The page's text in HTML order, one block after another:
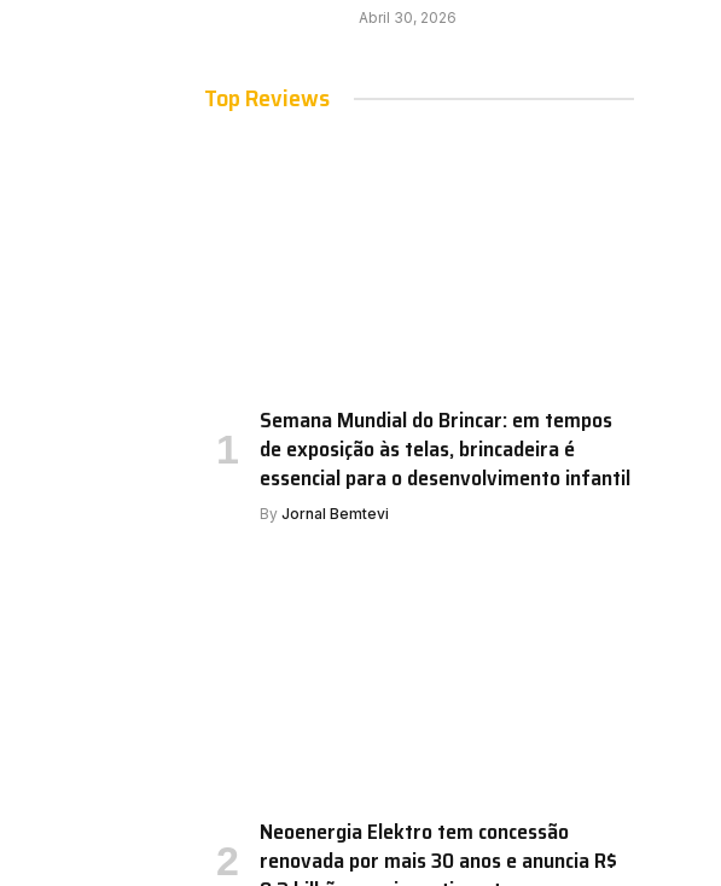
Abril 30, 2026
Top Reviews
Semana Mundial do Brincar: em tempos
de exposição às telas, brincadeira é
essencial para o desenvolvimento infantil
By Jornal Bemtevi
Neoenergia Elektro tem concessão
renovada por mais 30 anos e anuncia R$